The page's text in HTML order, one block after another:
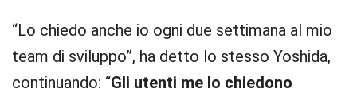
“Lo chiedo anche io ogni due settimana al mio
team di sviluppo”, ha detto lo stesso Yoshida,
continuando: “Gli utenti me lo chiedono